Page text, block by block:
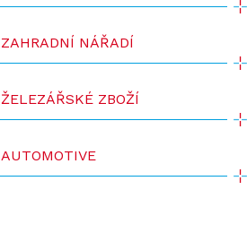
ZAHRADNÍ NÁŘADÍ
ŽELEZÁŘSKÉ ZBOŽÍ
AUTOMOTIVE